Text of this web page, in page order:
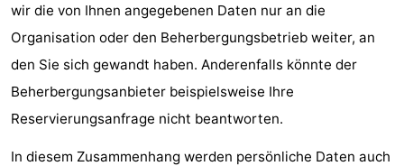
wir die von Ihnen angegebenen Daten nur an die
Organisation oder den Beherbergungsbetrieb weiter, an
den Sie sich gewandt haben. Anderenfalls könnte der
Beherbergungsanbieter beispielsweise Ihre
Reservierungsanfrage nicht beantworten.
In diesem Zusammenhang werden persönliche Daten auch